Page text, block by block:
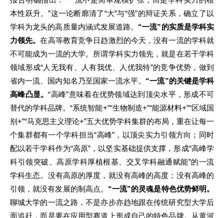
本性跃升。”这一论断廓清了“大”与“强”的辩证关系，确立了以
学科为龙头的高质量内涵式发展道路。 “一流”的实质是学科实
力领先。在高等教育竞争日趋激烈的今天，没有一流的学科就
不可能成为一流的大学。所谓学科实力领先，就是在若干学科
领域形成“人无我有、人有我优、人优我特”的竞争优势，做到
省内一流、国内知名乃至国家一流水平。 “一流”的关键是学科
高峰凸显。“高峰”意味着在优势领域达到顶尖水平，形成不可
替代的学科品牌。“系统智能+”“生物制造+”“能源材料+”“区域国
别+”“马克思主义理论+”五大优势学科集群的布局，重在让每一
个集群都有一个学科担当“高峰”，以顶尖实力引领方向；同时
配以若干学科作为“高原”，以坚实基础提供支撑，形成“高峰学
科引领突破、高原学科厚植根基、交叉学科融通赋能”的一流
学科生态。没有高原的厚度，就没有高峰的高度；没有高峰的
引领，就没有发展的制高点。 “一流”的灵魂是特色优势鲜明。
聊城大学的一流之路，不是亦步亦趋地跟在传统研究型大学后
面追赶，而是要在应用型赛道上形成自己的特色品牌。从黄河